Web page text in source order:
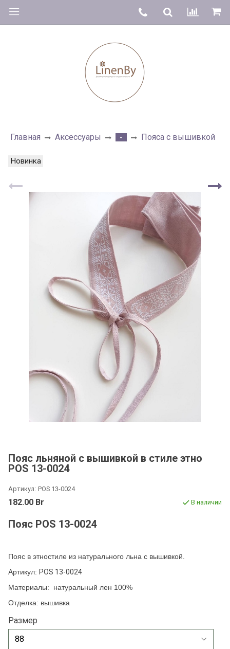
Главная Аксессуары - Пояса с вышивкой
Новинка
Пояс льняной с вышивкой в стиле этно
POS 13-0024
Артикул: POS 13-0024
182.00 Br В наличии
Пояс POS 13-0024
Пояс в этностиле из натурального льна с вышивкой.
Артикул: POS 13-0024
Материалы: натуральный лен 100%
Отделка: вышивка
Размер